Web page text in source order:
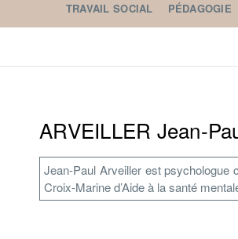
TRAVAIL SOCIAL PÉDAGOGIE
ARVEILLER Jean-
Jean-Paul Arveiller est psychologue
Croix-Marine d’Aide à la santé